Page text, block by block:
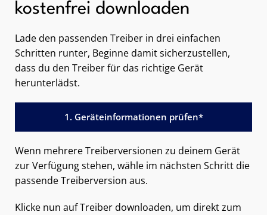
kostenfrei downloaden
Lade den passenden Treiber in drei einfachen
Schritten runter, Beginne damit sicherzustellen,
dass du den Treiber für das richtige Gerät
herunterlädst.
1. Geräteinformationen prüfen*
Wenn mehrere Treiberversionen zu deinem Gerät
zur Verfügung stehen, wähle im nächsten Schritt die
passende Treiberversion aus.
Klicke nun auf Treiber downloaden, um direkt zum